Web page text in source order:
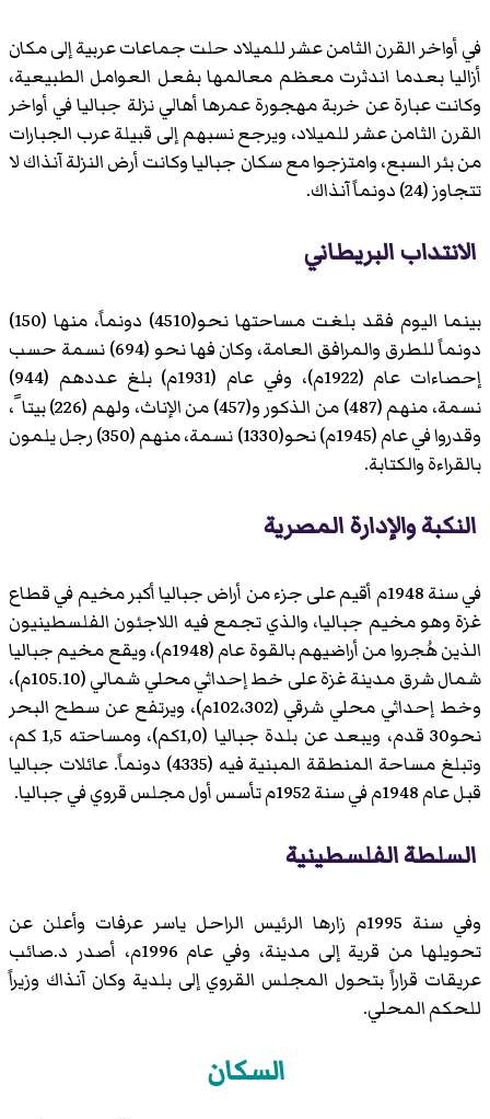
في أواخر القرن الثامن عشر للميلاد حلت جماعات عربية إلى مكان
أزاليا بعدما اندثرت معظم معالمها بفعل العوامل الطبيعية،
وكانت عبارة عن خربة مهجورة عمرها أهالي نزلة جباليا في أواخر
القرن الثامن عشر للميلاد، ويرجع نسبهم إلى قبيلة عرب الجبارات
من بئر السبع، وامتزجوا مع سكان جباليا وكانت أرض النزلة آنذاك لا
تتجاوز (24) دونماً آنذاك.
الانتداب البريطاني
بينما اليوم فقد بلغت مساحتها نحو(4510) دونماً، منها (150)
دونماً للطرق والمرافق العامة، وكان فها نحو (694) نسمة حسب
إحصاءات عام (1922م)، وفي عام (1931م) بلغ عددهم (944)
نسمة، منهم (487) من الذكور و(457) من الإناث، ولهم (226) بيتا ً،
وقدروا في عام (1945م) نحو(1330) نسمة، منهم (350) رجل يلمون
بالقراءة والكتابة.
النكبة والإدارة المصرية
في سنة 1948م أقيم على جزء من أراض جباليا أكبر مخيم في قطاع
غزة وهو مخيم جباليا، والذي تجمع فيه اللاجئون الفلسطينيون
الذين هُجروا من أراضيهم بالقوة عام (1948م)، ويقع مخيم جباليا
شمال شرق مدينة غزة على خط إحداثي محلي شمالي (105.10م)،
وخط إحداثي محلي شرقي (102،302م)، ويرتفع عن سطح البحر
نحو30 قدم، ويبعد عن بلدة جباليا (1,0كم)، ومساحته 1,5 كم،
وتبلغ مساحة المنطقة المبنية فيه (4335) دونماً. عائلات جباليا
قبل عام 1948م في سنة 1952م تأسس أول مجلس قروي في جباليا.
السلطة الفلسطينية
وفي سنة 1995م زارها الرئيس الراحل ياسر عرفات وأعلن عن
تحويلها من قرية إلى مدينة، وفي عام 1996م، أصدر د.صائب
عريقات قراراً بتحول المجلس القروي إلى بلدية وكان آنذاك وزيراً
للحكم المحلي.
السكان